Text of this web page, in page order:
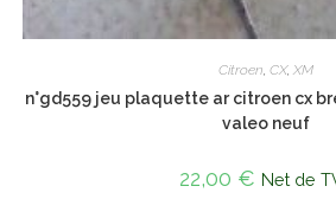
Citroen, CX, XM
n°gd559 jeu plaquette ar citroen cx
valeo neuf
22,00 € Net de